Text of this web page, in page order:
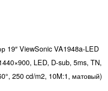
19″ ViewSonic VA1948a-LED
LED, D-sub, 5ms, TN,
250 cd/m2, 10M:1, матовый)